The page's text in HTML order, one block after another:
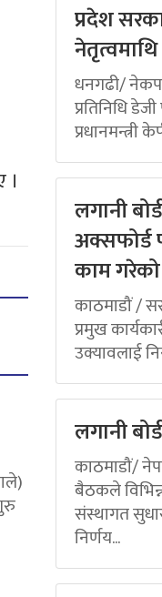
प्रदेश
नेतृत्वमाथि
धनगढी/
प्रतिनिधि
प्रधानमन्त्री
लगानी
अक्सफोर्ड
काम
काठमाडौं /
प्रमुख
उक्यावलाई
लगानी
काठमाडौं/
बैठकले
संस्थागत
निर्णय...